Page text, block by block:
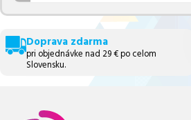
Doprava zdarma
pri objednávke nad 29 € po celom
Slovensku.